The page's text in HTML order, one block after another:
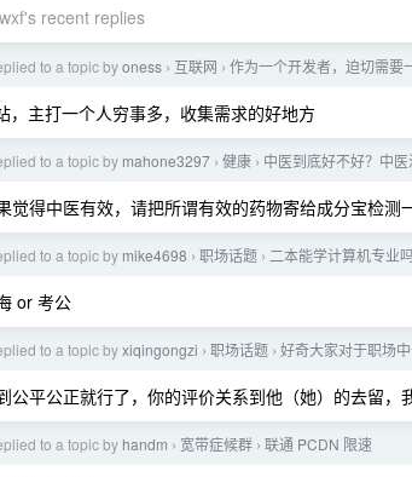
recent replies
to a topic byoness › 互联网 › 作为一个开发者，迫切需要
，主打一个人穷事多，收集需求的好地方
to a topic by mahone3297 › 健康 › 中医到底好不好？中
觉得中医有效，请把所谓有效的药物寄给成分宝检测
to a topic by mike4698 › 职场话题 › 二本能学计算机专业
or 考公
to a topic byxiqingongzi › 职场话题 › 好奇大家对于职场
公平公正就行了，你的评价关系到他（她）的去留，
to a topic by handm › 宽带症候群 › 联通 PCDN 限速